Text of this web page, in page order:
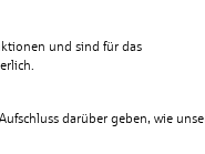
für die eine
und sind für das
darüber geben, wie